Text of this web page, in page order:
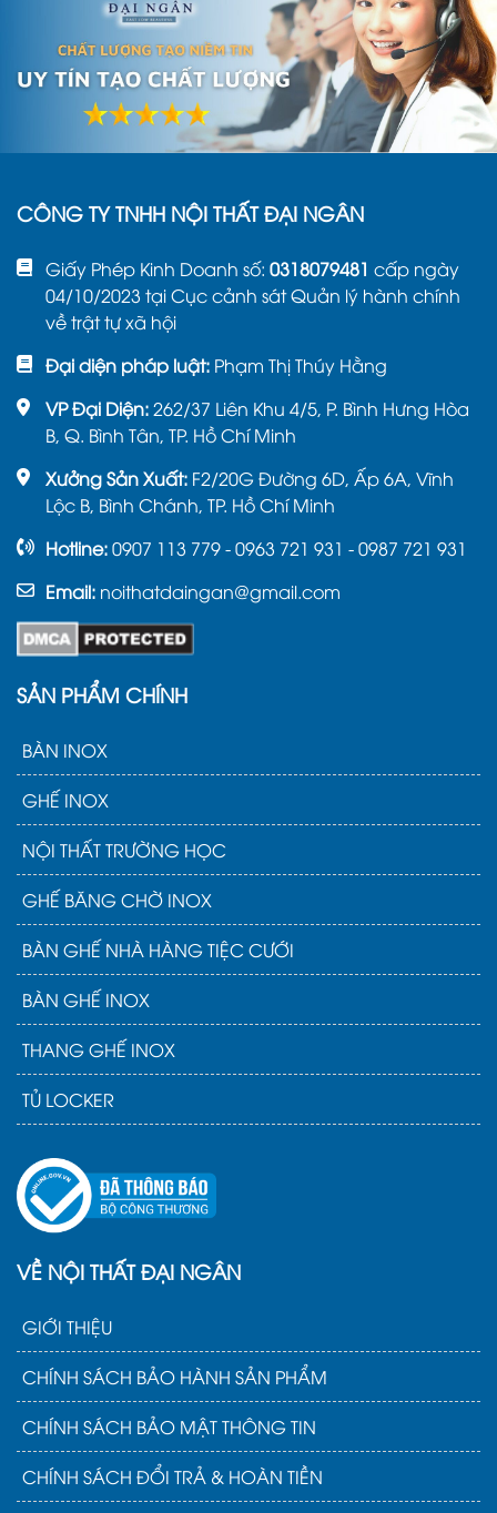
đựng
cơm 4
ngăn
inox cho lớp
tiểu học K10
Khay ăn inox
4 ngăn
104.500 82.500
Khay cơm 4 ô
Tên sản phẩm
Nắp khay
K12
Nắp khay
cơm nhựa
K10-11
19.800 14.300
nhựa K08-09
19.800 14.300
Nắp khay
K07
Nắp khay
cơm nhựa
K05-06
19.800 14.300
Nắp khay
cơm nhựa
K03-04
19.800 14.300
Nắp khay
cơm nhựa
K01-02
19.800 14.300
2. Yếu tố ảnh hưởng giá khi
mua khay ăn cơm inox
Khi bạn quyết định mua khay ăn cơm inox, giá
cả của sản phẩm sẽ phụ thuộc vào nhiều yếu tố
khác nhau. Hiểu rõ những yếu tố này sẽ giúp
bạn đưa ra lựa chọn phù hợp nhất với ngân
sách và nhu cầu sử dụng.
CÔNG TY TNHH NỘI THẤT ĐẠI NGÂN
Giấy Phép Kinh Doanh số: 0318079481 cấp ngày
04/10/2023 tại Cục cảnh sát Quản lý hành chính
về trật tự xã hội
Đại diện pháp luật: Phạm Thị Thúy Hằng
VP Đại Diện:262/37 Liên Khu 4/5, P. Bình Hưng Hòa
B, Q. Bình Tân, TP. Hồ Chí Minh
Xưởng Sản Xuất: F2/20G Đường 6D, Ấp 6A, Vĩnh
Lộc B, Bình Chánh, TP. Hồ Chí Minh
Hotline:0907 113 779 - 0963 721 931 - 0987 721 931
Email: noithatdaingan@gmail.com
SẢN PHẨM CHÍNH
BÀN INOX
GHẾ INOX
NỘI THẤT TRƯỜNG HỌC
GHẾ BĂNG CHỜ INOX
BÀN GHẾ NHÀ HÀNG TIỆC CƯỚI
BÀN GHẾ INOX
THANG GHẾ INOX
TỦ LOCKER
VỀ NỘI THẤT ĐẠI NGÂN
GIỚI THIỆU
CHÍNH SÁCH BẢO HÀNH SẢN PHẨM
CHÍNH SÁCH BẢO MẬT THÔNG TIN
CHÍNH SÁCH ĐỔI TRẢ & HOÀN TIỀN